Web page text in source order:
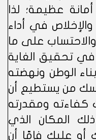
عظيمة؛ لذا
في أداء
على ما
تحقيق الغاية
الوطن ونهضته
من يستطيع أن
كفاءته ومقدرته
المكان الذي
عليك فإمّا أن